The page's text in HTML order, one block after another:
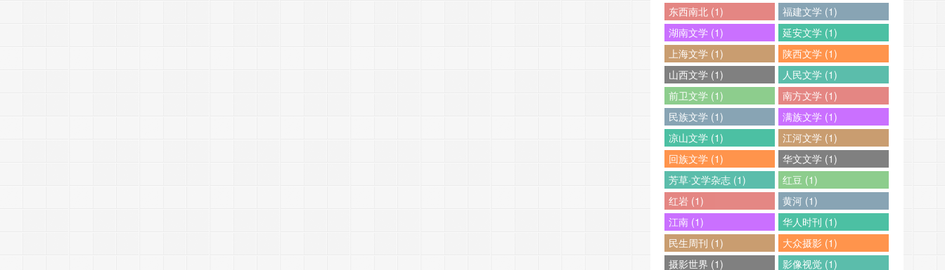
东西南北 (1)
福建文学 (1)
湖南文学 (1)
延安文学 (1)
上海文学 (1)
陕西文学 (1)
山西文学 (1)
人民文学 (1)
前卫文学 (1)
南方文学 (1)
民族文学 (1)
满族文学 (1)
凉山文学 (1)
江河文学 (1)
回族文学 (1)
华文文学 (1)
芳草·文学杂志 (1)
红豆 (1)
红岩 (1)
黄河 (1)
江南 (1)
华人时刊 (1)
民生周刊 (1)
大众摄影 (1)
摄影世界 (1)
影像视觉 (1)